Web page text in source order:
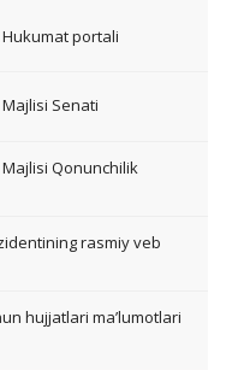
portali
Senati
Qonunchilik
rasmiy veb
hujjatlari ma’lumotlari